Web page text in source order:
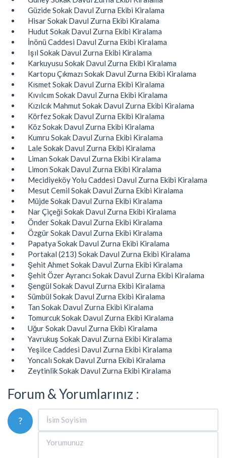
Güzide Sokak Davul Zurna Ekibi Kiralama
Hisar Sokak Davul Zurna Ekibi Kiralama
Hudut Sokak Davul Zurna Ekibi Kiralama
İnönü Caddesi Davul Zurna Ekibi Kiralama
Işıl Sokak Davul Zurna Ekibi Kiralama
Karkuyusu Sokak Davul Zurna Ekibi Kiralama
Kartopu Çıkmazı Sokak Davul Zurna Ekibi Kiralama
Kısmet Sokak Davul Zurna Ekibi Kiralama
Kıvılcım Sokak Davul Zurna Ekibi Kiralama
Kızılcık Mahmut Sokak Davul Zurna Ekibi Kiralama
Körfez Sokak Davul Zurna Ekibi Kiralama
Köz Sokak Davul Zurna Ekibi Kiralama
Kumru Sokak Davul Zurna Ekibi Kiralama
Lale Sokak Davul Zurna Ekibi Kiralama
Liman Sokak Davul Zurna Ekibi Kiralama
Limon Sokak Davul Zurna Ekibi Kiralama
Mecidiyeköy Yolu Caddesi Davul Zurna Ekibi Kiralama
Mesut Cemil Sokak Davul Zurna Ekibi Kiralama
Müjde Sokak Davul Zurna Ekibi Kiralama
Nar Çiçeği Sokak Davul Zurna Ekibi Kiralama
Önder Sokak Davul Zurna Ekibi Kiralama
Özgür Sokak Davul Zurna Ekibi Kiralama
Papatya Sokak Davul Zurna Ekibi Kiralama
Portakal (213) Sokak Davul Zurna Ekibi Kiralama
Şehit Ahmet Sokak Davul Zurna Ekibi Kiralama
Şehit Özer Ayrancı Sokak Davul Zurna Ekibi Kiralama
Şengül Sokak Davul Zurna Ekibi Kiralama
Sümbül Sokak Davul Zurna Ekibi Kiralama
Tan Sokak Davul Zurna Ekibi Kiralama
Tomurcuk Sokak Davul Zurna Ekibi Kiralama
Uğur Sokak Davul Zurna Ekibi Kiralama
Yavrukuş Sokak Davul Zurna Ekibi Kiralama
Yeşilce Caddesi Davul Zurna Ekibi Kiralama
Yoncalı Sokak Davul Zurna Ekibi Kiralama
Zeytinlik Sokak Davul Zurna Ekibi Kiralama
Forum & Yorumlarınız :
?